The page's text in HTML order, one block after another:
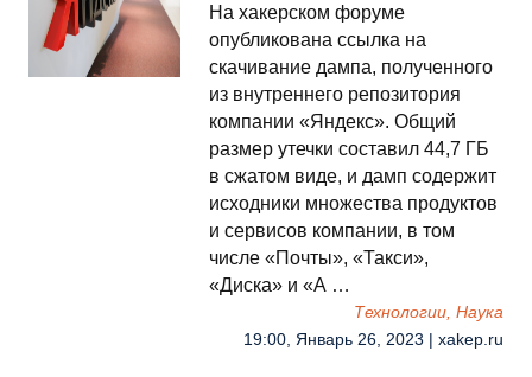
На хакерском форуме
опубликована ссылка на
скачивание дампа, полученного
из внутреннего репозитория
компании «Яндекс». Общий
размер утечки составил 44,7 ГБ
в сжатом виде, и дамп содержит
исходники множества продуктов
и сервисов компании, в том
числе «Почты», «Такси»,
«Диска» и «А …
Технологии, Наука
19:00, Январь 26, 2023 | xakep.ru